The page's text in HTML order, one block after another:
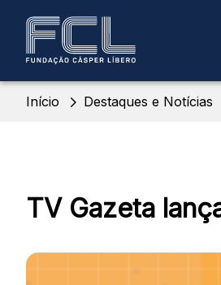
Início Destaques e Notícias
TV Gazeta